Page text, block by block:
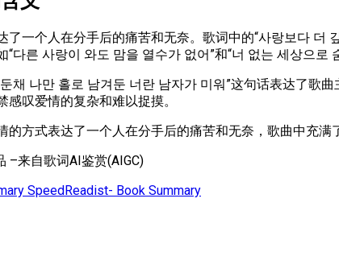
了一个人在分手后的痛苦和无奈。歌词中的“사랑보다
다른 사랑이 와도 맘을 열수가 없어”和“너 없는 세상으
채 나만 홀로 남겨둔 너란 남자가 미워”这句话表达了
叹爱情的复杂和难以捉摸。
方式表达了一个人在分手后的痛苦和无奈，歌曲中充满
–来自歌词AI鉴赏(AIGC)
SpeedReadist- Book Summary